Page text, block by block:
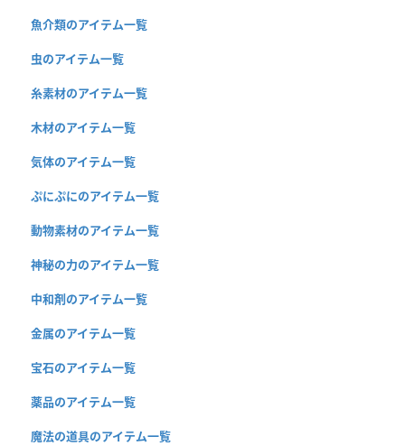
魚介類のアイテム一覧
虫のアイテム一覧
糸素材のアイテム一覧
木材のアイテム一覧
気体のアイテム一覧
ぷにぷにのアイテム一覧
動物素材のアイテム一覧
神秘の力のアイテム一覧
中和剤のアイテム一覧
金属のアイテム一覧
宝石のアイテム一覧
薬品のアイテム一覧
魔法の道具のアイテム一覧